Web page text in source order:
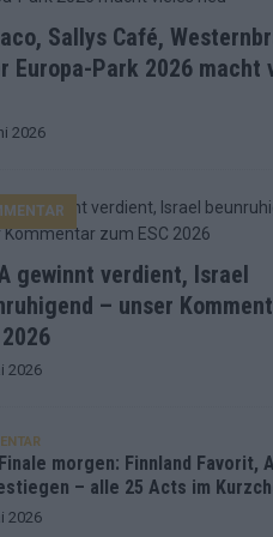
Sallys Café,
Europa-Park 2026 macht
2026
gewinnt verdient, Israel
– unser
2026
2026
morgen: Finnland Favorit,
– alle 25 Acts im
2026